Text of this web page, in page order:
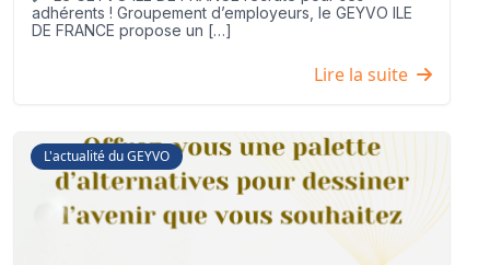
adhérents ! Groupement d’employeurs, le GEYVO ILE
DE FRANCE propose un […]
Lire la suite
L'actualité du GEYVO